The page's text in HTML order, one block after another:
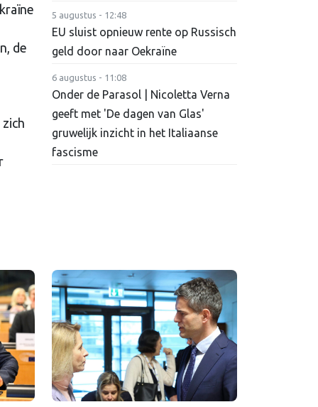
de
5 augustus - 12:48
EU sluist opnieuw rente op Russisch
geld door naar Oekraïne
6 augustus - 11:08
Onder de Parasol | Nicoletta Verna
geeft met 'De dagen van Glas'
gruwelijk inzicht in het Italiaanse
fascisme